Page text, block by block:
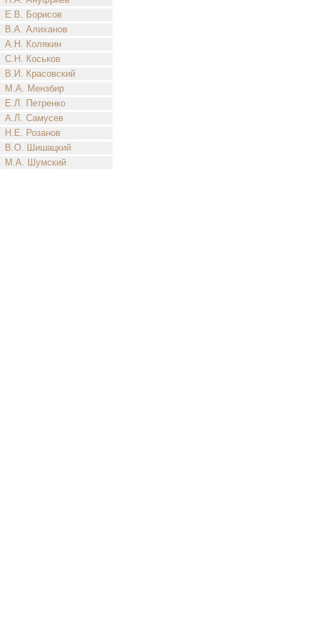
Е.В. Борисов
В.А. Алиханов
А.Н. Колякин
С.Н. Коськов
В.И. Красовский
М.А. Мензбир
Е.Л. Петренко
А.Л. Самусев
Н.Е. Розанов
В.О. Шишацкий
М.А. Шумский